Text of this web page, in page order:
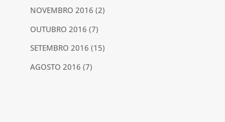
NOVEMBRO 2016 (2)
OUTUBRO 2016 (7)
SETEMBRO 2016 (15)
AGOSTO 2016 (7)